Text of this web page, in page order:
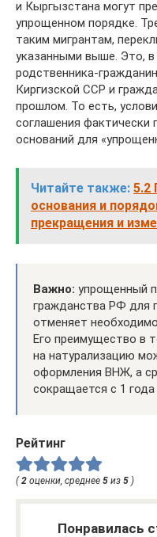
и Кыргызстана могут
упрощенном порядке.
таким мигрантам,
указанными выше. Это, в
родственника-
Киргизской ССР и
прошлом. То есть,
соглашения фактически
оснований для
Читайте также: 5.2
основания и
прекращения и
Важно: упрощенный
гражданства РФ для
отменяет
Его преимущество в
на натурализацию
оформления ВНЖ, а
сокращается с 1
Рейтинг
(2 оценки, среднее 5 из 5 )
Понравилась